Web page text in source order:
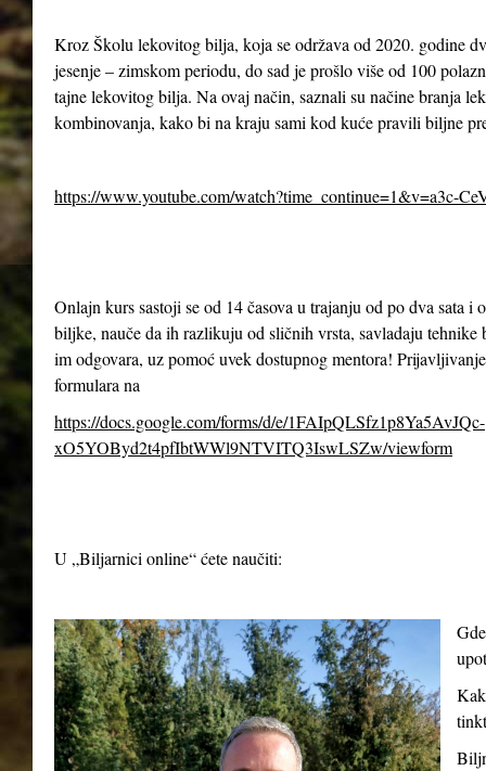
Kroz Školu lekovitog bilja, koja se održava od 2020. godine
jesenje – zimskom periodu, do sad je prošlo više od 100
tajne lekovitog bilja. Na ovaj način, saznali su načine branja
kombinovanja, kako bi na kraju sami kod kuće pravili biljne
https://www.youtube.com/watch?time_continue=1&v=a3c-
Onlajn kurs sastoji se od 14 časova u trajanju od po dva sata
biljke, nauče da ih razlikuju od sličnih vrsta, savladaju
im odgovara, uz pomoć uvek dostupnog mentora!
formulara na
https://docs.google.com/forms/d/e/1FAIpQLSfz1p8Ya5AvJQc-
xO5YOByd2t4pfIbtWWl9NTVITQ3IswLSZw/viewform
U „Biljarnici online“ ćete naučiti: